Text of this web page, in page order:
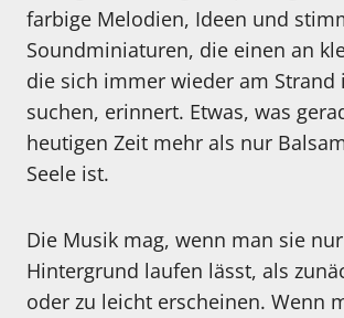
farbige Melodien, Ideen und
Soundminiaturen, die einen an
die sich immer wieder am Strand
suchen, erinnert. Etwas, was
heutigen Zeit mehr als nur
Seele ist.
Die Musik mag, wenn man sie
Hintergrund laufen lässt, als
oder zu leicht erscheinen. Wenn